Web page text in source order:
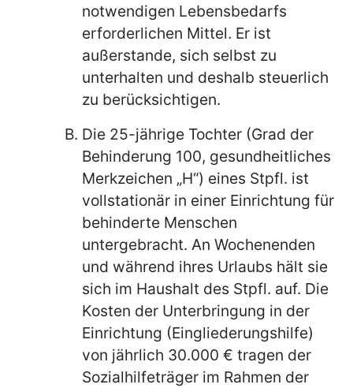
notwendigen Lebensbedarfs
erforderlichen Mittel. Er ist
außerstande, sich selbst zu
unterhalten und deshalb steuerlich
zu berücksichtigen.
Die 25-jährige Tochter (Grad der
Behinderung 100, gesundheitliches
Merkzeichen „H“) eines Stpfl. ist
vollstationär in einer Einrichtung für
behinderte Menschen
untergebracht. An Wochenenden
und während ihres Urlaubs hält sie
sich im Haushalt des Stpfl. auf. Die
Kosten der Unterbringung in der
Einrichtung (Eingliederungshilfe)
von jährlich 30.000 € tragen der
Sozialhilfeträger im Rahmen der